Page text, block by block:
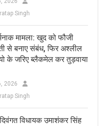
Singh
मामला: खुद को फौजी
से बनाए संबंध, फिर अश्लील
के जरिए ब्लैकमेल कर तुड़वाया
2026
Singh
विधायक उमाशंकर सिंह